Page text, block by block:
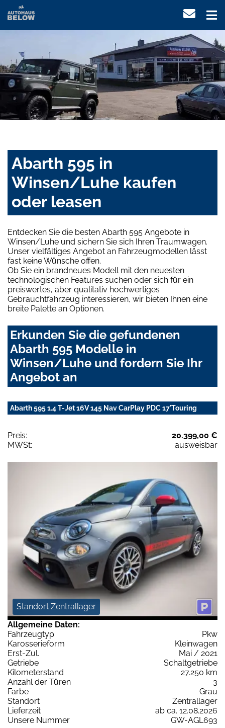
Abarth 595 in
Winsen/Luhe kaufen
oder leasen
Entdecken Sie die besten Abarth 595 Angebote in
Winsen/Luhe und sichern Sie sich Ihren Traumwagen.
Unser vielfältiges Angebot an Fahrzeugmodellen lässt
fast keine Wünsche offen.
Ob Sie ein brandneues Modell mit den neuesten
technologischen Features suchen oder sich für ein
preiswertes, aber qualitativ hochwertiges
Gebrauchtfahrzeug interessieren, wir bieten Ihnen eine
breite Palette an Optionen.
Erkunden Sie die gefundenen
Abarth 595 Modelle in
Winsen/Luhe und fordern Sie Ihr
Angebot an
Abarth 595 1.4 T-Jet 16V 145 Nav CarPlay PDC 17'Touring
Preis:
20.399,00 €
MWSt:
ausweisbar
Standort Zentrallager
Allgemeine Daten:
Fahrzeugtyp
Pkw
Karosserieform
Kleinwagen
Erst-Zul.
Mai / 2021
Getriebe
Schaltgetriebe
Kilometerstand
27.250 km
Anzahl der Türen
3
Farbe
Grau
Standort
Zentrallager
Lieferzeit
ab ca. 12.08.2026
Unsere Nummer
GW-AGL693